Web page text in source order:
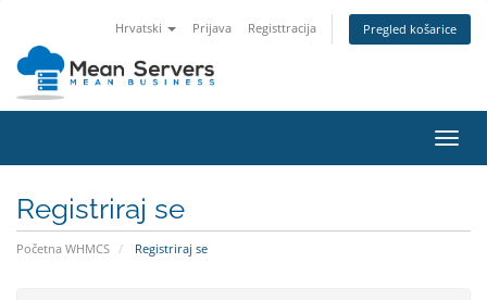
Hrvatski Prijava Registtracija Pregled košarice
Registriraj se
Početna WHMCS Registriraj se